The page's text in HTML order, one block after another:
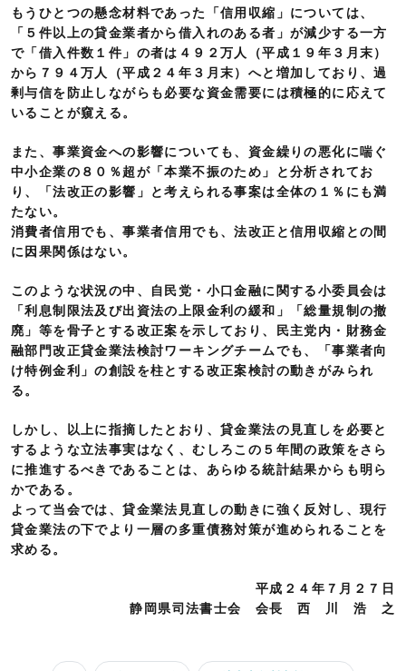
もうひとつの懸念材料であった「信用収縮」については、
「５件以上の貸金業者から借入れのある者」が減少する一方
で「借入件数１件」の者は４９２万人（平成１９年３月末）
から７９４万人（平成２４年３月末）へと増加しており、過
剰与信を防止しながらも必要な資金需要には積極的に応えて
いることが窺える。
また、事業資金への影響についても、資金繰りの悪化に喘ぐ
中小企業の８０％超が「本業不振のため」と分析されてお
り、「法改正の影響」と考えられる事案は全体の１％にも満
たない。
消費者信用でも、事業者信用でも、法改正と信用収縮との間
に因果関係はない。
このような状況の中、自民党・小口金融に関する小委員会は
「利息制限法及び出資法の上限金利の緩和」「総量規制の撤
廃」等を骨子とする改正案を示しており、民主党内・財務金
融部門改正貸金業法検討ワーキングチームでも、「事業者向
け特例金利」の創設を柱とする改正案検討の動きがみられ
る。
しかし、以上に指摘したとおり、貸金業法の見直しを必要と
するような立法事実はなく、むしろこの５年間の政策をさら
に推進するべきであることは、あらゆる統計結果からも明ら
かである。
よって当会では、貸金業法見直しの動きに強く反対し、現行
貸金業法の下でより一層の多重債務対策が進められることを
求める。
平成２４年７月２７日
静岡県司法書士会 会長 西 川 浩 之